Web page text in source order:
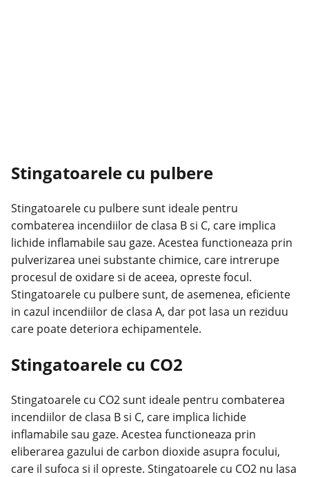
Stingatoarele cu pulbere
Stingatoarele cu pulbere sunt ideale pentru
combaterea incendiilor de clasa B si C, care implica
lichide inflamabile sau gaze. Acestea functioneaza prin
pulverizarea unei substante chimice, care intrerupe
procesul de oxidare si de aceea, opreste focul.
Stingatoarele cu pulbere sunt, de asemenea, eficiente
in cazul incendiilor de clasa A, dar pot lasa un reziduu
care poate deteriora echipamentele.
Stingatoarele cu CO2
Stingatoarele cu CO2 sunt ideale pentru combaterea
incendiilor de clasa B si C, care implica lichide
inflamabile sau gaze. Acestea functioneaza prin
eliberarea gazului de carbon dioxide asupra focului,
care il sufoca si il opreste. Stingatoarele cu CO2 nu lasa